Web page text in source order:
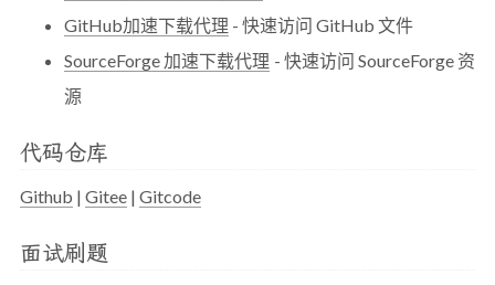
GitHub加速下载代理 - 快速访问 GitHub 文件
SourceForge 加速下载代理 - 快速访问 SourceForge 资
源
代码仓库
Github | Gitee | Gitcode
面试刷题